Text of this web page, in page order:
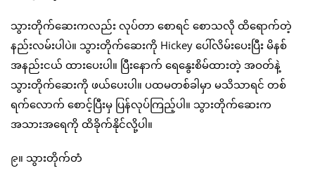
သွားတိုက်ဆေးကလည်း လုပ်တာ စောရင် စောသလို ထိရောက်တဲ့
နည်းလမ်းပါပဲ။ သွားတိုက်ဆေးကို Hickey ပေါ်လိမ်းပေးပြီး မိနစ်
အနည်းငယ် ထားပေးပါ။ ပြီးနောက် ရေနွေးစိမ်ထားတဲ့ အဝတ်နဲ့
သွားတိုက်ဆေးကို ဖယ်ပေးပါ။ ပထမတစ်ခါမှာ မသိသာရင် တစ်
ရက်လောက် စောင့်ပြီးမှ ပြန်လုပ်ကြည့်ပါ။ သွားတိုက်ဆေးက
အသားအရေကို ထိခိုက်နိုင်လို့ပါ။
၉။ သွားတိုက်တံ